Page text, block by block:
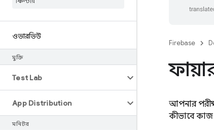
ওভারভিউ
মুক্তি
Test Lab
App Distribution
মনিটর
Firebase
আপনার
কীভাবে কাজ